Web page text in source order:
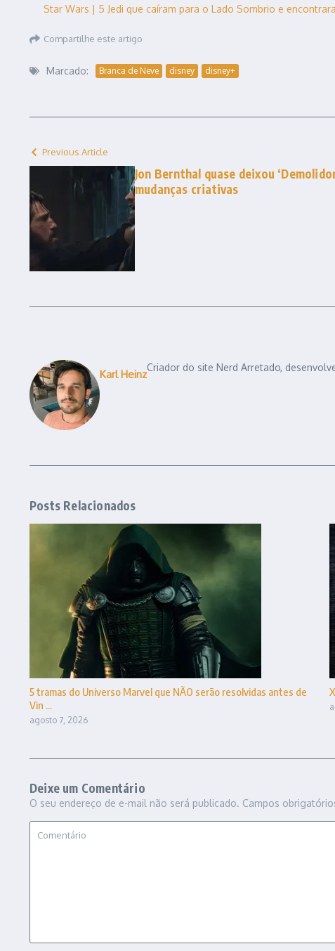
Star Wars | 5 Jedi que caíram para o Lado Sombrio e
Compartilhe este artigo
Marcado: Branca de Neve disney disney+
Previous Article
Jon Bernthal quase deixou
mudanças criativas
Karl Heinz
Criador do site Nerd Arretado,
Posts Relacionados
5 tramas do Universo Marvel que NÃO serão resolvidas antes de
Vin ...
agosto 7, 2026
Deixe um Comentário
O seu endereço de e-mail não será publicado. Campos